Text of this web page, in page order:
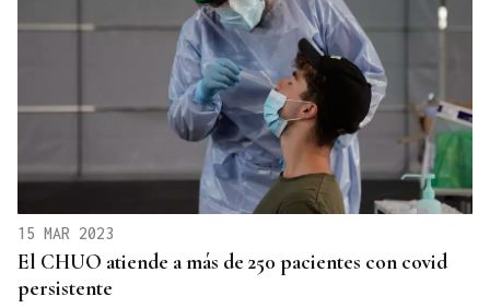
15 MAR 2023
El CHUO atiende a más de 250 pacientes con covid
persistente